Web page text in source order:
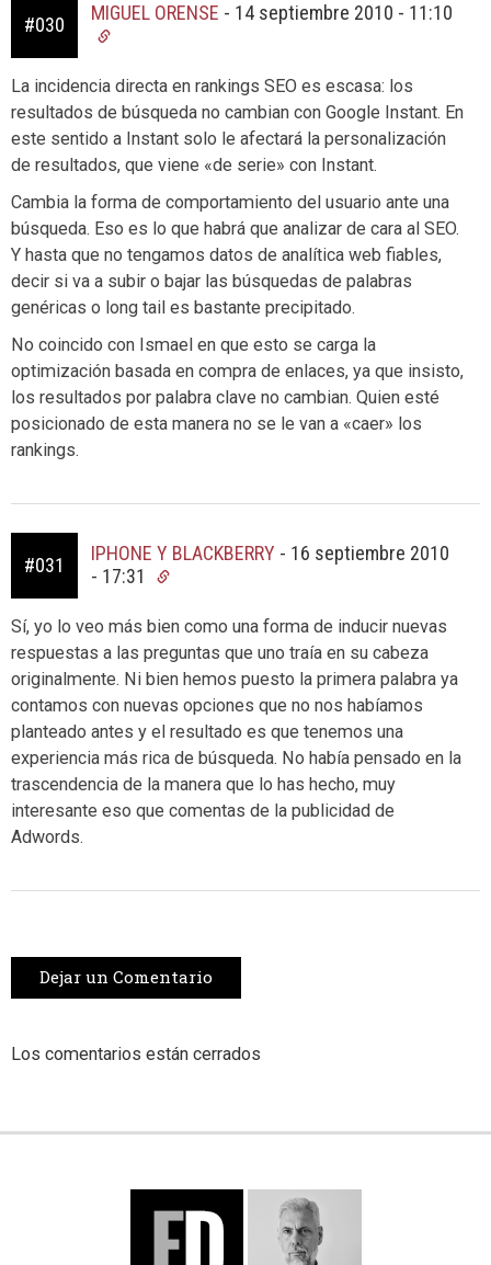
#030
MIGUEL ORENSE - 14 septiembre 2010 - 11:10
La incidencia directa en rankings SEO es escasa: los
resultados de búsqueda no cambian con Google Instant. En
este sentido a Instant solo le afectará la personalización
de resultados, que viene «de serie» con Instant.
Cambia la forma de comportamiento del usuario ante una
búsqueda. Eso es lo que habrá que analizar de cara al SEO.
Y hasta que no tengamos datos de analítica web fiables,
decir si va a subir o bajar las búsquedas de palabras
genéricas o long tail es bastante precipitado.
No coincido con Ismael en que esto se carga la
optimización basada en compra de enlaces, ya que insisto,
los resultados por palabra clave no cambian. Quien esté
posicionado de esta manera no se le van a «caer» los
rankings.
#031
IPHONE Y BLACKBERRY - 16 septiembre 2010
- 17:31
Sí, yo lo veo más bien como una forma de inducir nuevas
respuestas a las preguntas que uno traía en su cabeza
originalmente. Ni bien hemos puesto la primera palabra ya
contamos con nuevas opciones que no nos habíamos
planteado antes y el resultado es que tenemos una
experiencia más rica de búsqueda. No había pensado en la
trascendencia de la manera que lo has hecho, muy
interesante eso que comentas de la publicidad de
Adwords.
Dejar un Comentario
Los comentarios están cerrados